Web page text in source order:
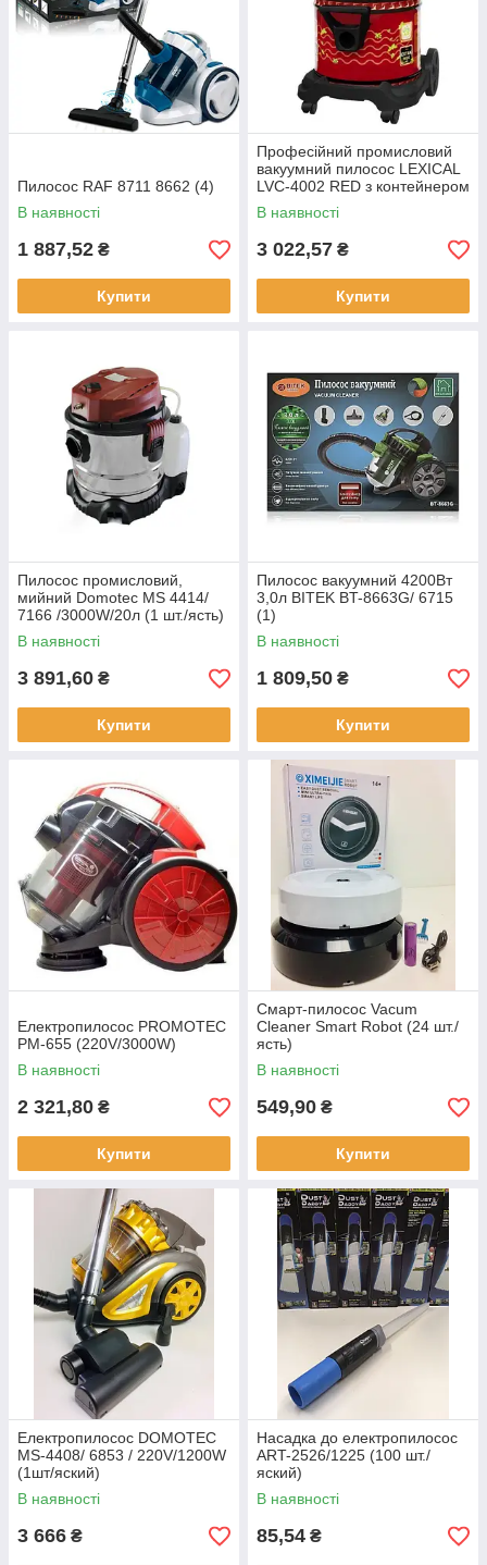
Пилосос RAF 8711 8662 (4)
В наявності
1 887,52 ₴
Купити
Професійний промисловий
вакуумний пилосос LEXICAL
LVC-4002 RED з контейнером
25 л
В наявності
3 022,57 ₴
Купити
Пилосос промисловий,
мийний Domotec MS 4414/
7166 /3000W/20л (1 шт./ясть)
В наявності
3 891,60 ₴
Купити
Пилосос вакуумний 4200Вт
3,0л BITEK BT-8663G/ 6715
(1)
В наявності
1 809,50 ₴
Купити
Електропилосос PROMOTEC
PM-655 (220V/3000W)
В наявності
2 321,80 ₴
Купити
Смарт-пилосос Vacum
Cleaner Smart Robot (24 шт./
ясть)
В наявності
549,90 ₴
Купити
Електропилосос DOMOTEC
MS-4408/ 6853 / 220V/1200W
(1шт/яский)
В наявності
3 666 ₴
Насадка до електропилосос
ART-2526/1225 (100 шт./
яский)
В наявності
85,54 ₴